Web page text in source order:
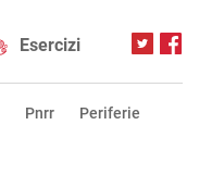
Esercizi
Pnrr Periferie